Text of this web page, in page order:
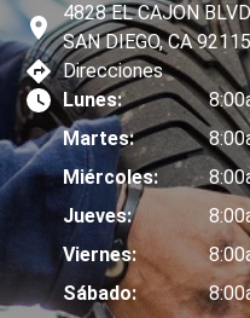
4828 EL CAJON
SAN DIEGO, CA 92115
Direcciones
Lunes:
Martes:
Miércoles:
Jueves:
Viernes:
Sábado: